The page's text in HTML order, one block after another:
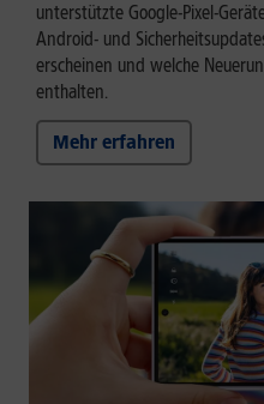
unterstützte Google-Pixel-
Android- und
erscheinen und welche
enthalten.
Mehr erfahren